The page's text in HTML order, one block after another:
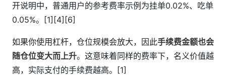
开说明中，普通用户的参考费率示例为挂单0.02%、吃单
0.05%。[1][4][6]
如果你使用杠杆，仓位规模会放大，因此手续费金额也会
随仓位变大而上升。这意味着同样的费率下，名义价值越
高，实际支付的手续费越高。[1]